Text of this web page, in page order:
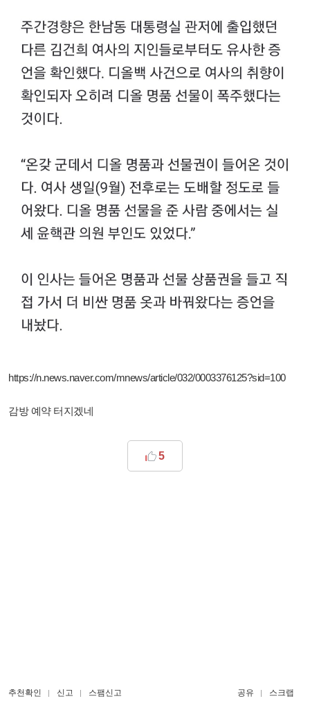
https://n.news.naver.com/mnews/article/032/0003376125?sid=100
감방 예약 터지겠네
5
추천확인 신고 스팸신고 공유 스크랩